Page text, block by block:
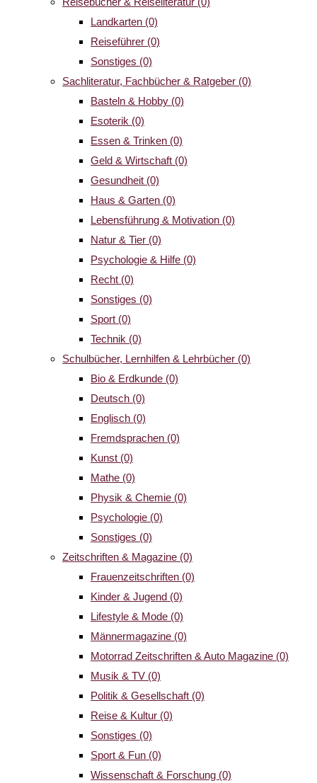
Landkarten (0)
Reiseführer (0)
Sonstiges (0)
Sachliteratur, Fachbücher & Ratgeber (0)
Basteln & Hobby (0)
Esoterik (0)
Essen & Trinken (0)
Geld & Wirtschaft (0)
Gesundheit (0)
Haus & Garten (0)
Lebensführung & Motivation (0)
Natur & Tier (0)
Psychologie & Hilfe (0)
Recht (0)
Sonstiges (0)
Sport (0)
Technik (0)
Schulbücher, Lernhilfen & Lehrbücher (0)
Bio & Erdkunde (0)
Deutsch (0)
Englisch (0)
Fremdsprachen (0)
Kunst (0)
Mathe (0)
Physik & Chemie (0)
Psychologie (0)
Sonstiges (0)
Zeitschriften & Magazine (0)
Frauenzeitschriften (0)
Kinder & Jugend (0)
Lifestyle & Mode (0)
Männermagazine (0)
Motorrad Zeitschriften & Auto Magazine (0)
Musik & TV (0)
Politik & Gesellschaft (0)
Reise & Kultur (0)
Sonstiges (0)
Sport & Fun (0)
Wissenschaft & Forschung (0)